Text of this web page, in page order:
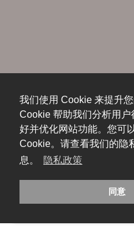
我们使用 Cookie 来提升
Cookie 帮助我们分析用户
好并优化网站功能。您可
Cookie。请查看我们的隐
息。
隐私政策
同意
糟糕，出错啦！请刷新页面重